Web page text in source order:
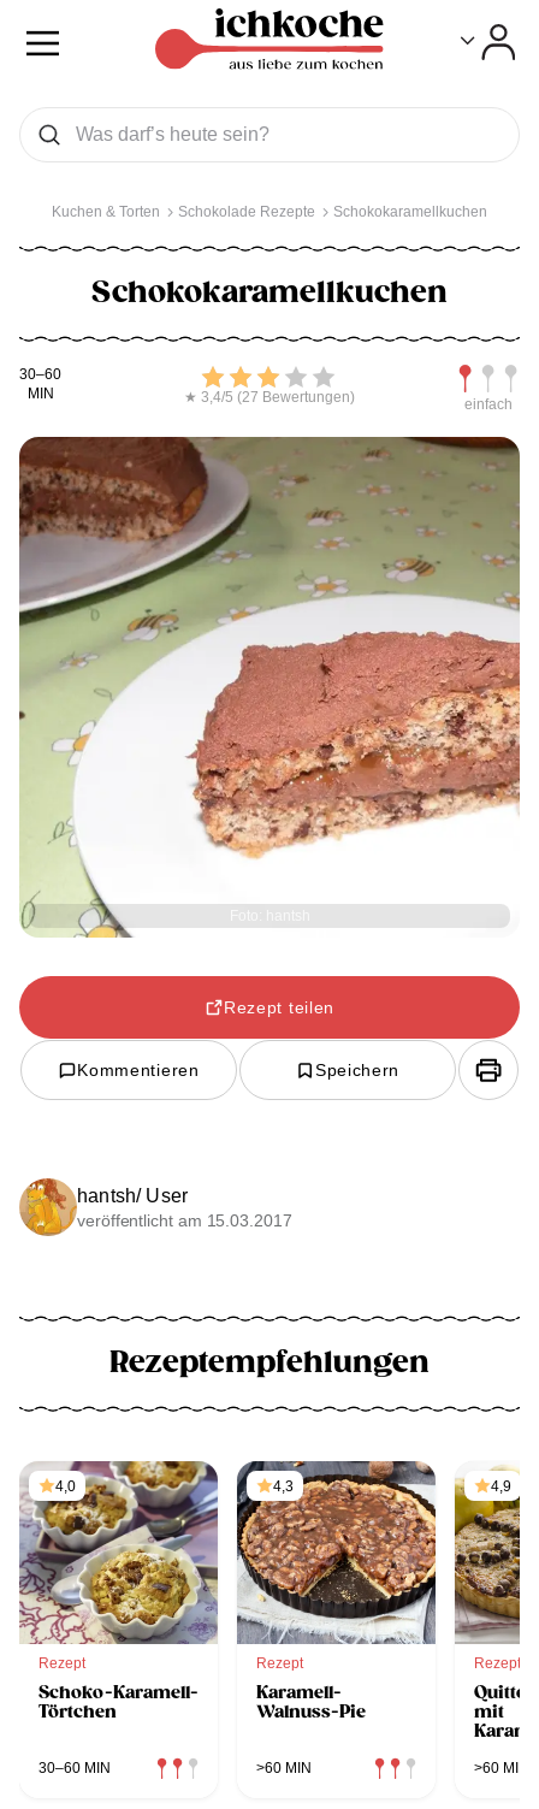
Was wollen Sie suchen
Suchen
Kuchen & Torten Schokolade Rezepte Schokokaramellkuchen
Schokokaramellkuchen
Kochdauer
30–60
MIN
Bewerten
★ 3,4/5 (27 Bewertungen) einfach
Rezept teilen
Kommentieren Speichern
hantsh/ User
veröffentlicht am 15.03.2017
Rezeptempfehlungen
4,0
Rezept
Schoko-Karamell-
Törtchen
30–60 MIN
4,3
Rezept
Karamell-
Walnuss-Pie
>60 MIN
4,9
Rezept
mit
>60 MIN